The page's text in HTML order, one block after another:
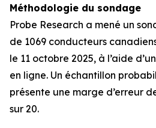
Méthodologie du sondage
Probe Research a mené un
de 1069 conducteurs
le 11 octobre 2025, à l’aide
en ligne. Un échantillon
présente une marge d’erreur
sur 20.